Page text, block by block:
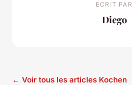
ECRIT PAR
Diego
← Voir tous les articles Kochen